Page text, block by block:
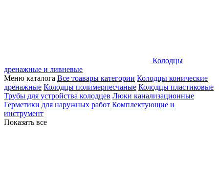
Колодцы
дренажные и ливневые
Меню каталога Все тоавары категории Колодцы конические
дренажные Колодцы полимерпесчаные Колодцы пластиковые
Трубы для устройства колодцев Люки канализационные
Герметики для наружных работ Комплектующие и
инструмент
Показать все